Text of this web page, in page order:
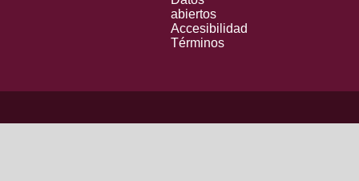
abiertos
Accesibilidad
Términos